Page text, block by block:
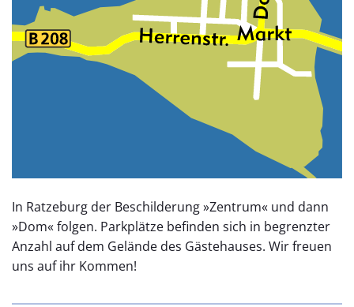
In Ratze­burg der Beschil­derung »Zentrum« und dann
»Dom« folgen. Park­plätze befinden sich in begrenzter
Anzahl auf dem Gelände des Gäste­hauses. Wir freuen
uns auf ihr Kommen!